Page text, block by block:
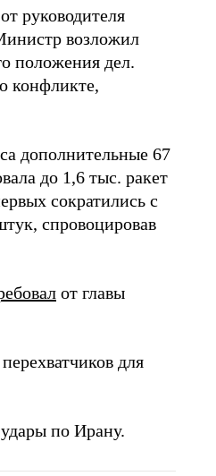
руководителя
возложил
положения дел.
конфликте,
дополнительные 67
до 1,6 тыс. ракет
сократились с
спровоцировав
от главы
для
по Ирану.